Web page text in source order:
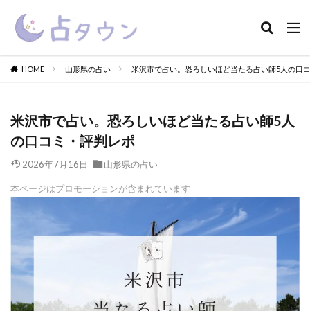
HOME 山形県の占い 米沢市で占い。恐ろしいほど当たる占い師5人の口
米沢市で占い。恐ろしいほど当たる占い師5人
の口コミ・評判レポ
2026年7月16日 山形県の占い
本ページはプロモーションが含まれています